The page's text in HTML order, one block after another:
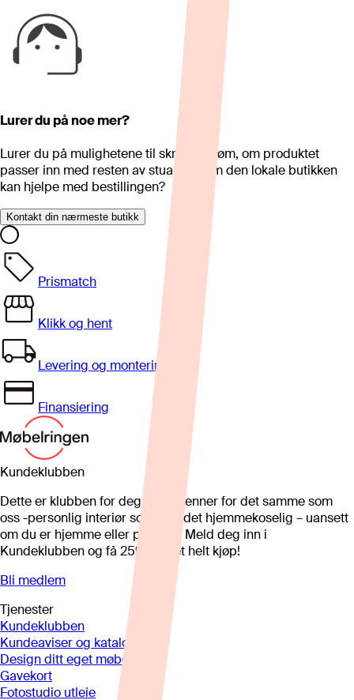
Lurer du på noe mer?
Lurer du på mulighetene til skreddersøm, om produktet
passer inn med resten av stua eller om den lokale butikken
kan hjelpe med bestillingen?
Kontakt din nærmeste butikk
Prismatch
Klikk og hent
Levering og montering
Finansiering
Kundeklubben
Dette er klubben for deg som brenner for det samme som
oss -personlig interiør som gjør det hjemmekoselig – uansett
om du er hjemme eller på hytta. Meld deg inn i
Kundeklubben og få 25%* på et helt kjøp!
Bli medlem
Tjenester
Kundeklubben
Kundeaviser og kataloger
Design ditt eget møbel
Gavekort
Fotostudio utleie